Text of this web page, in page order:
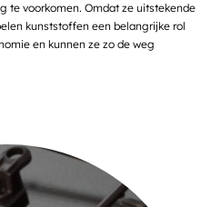
te voorkomen. Omdat ze uitstekende
kunststoffen een belangrijke rol
en kunnen ze zo de weg